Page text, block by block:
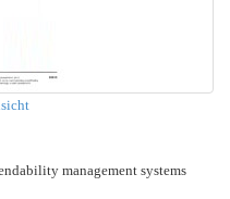
management systems